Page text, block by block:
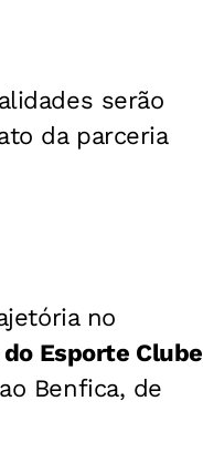
serão
da parceria
no
Esporte Clube
Benfica, de